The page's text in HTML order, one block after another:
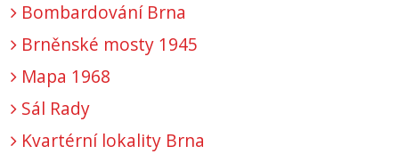
Bombardování Brna
Brněnské mosty 1945
Mapa 1968
Sál Rady
Kvartérní lokality Brna